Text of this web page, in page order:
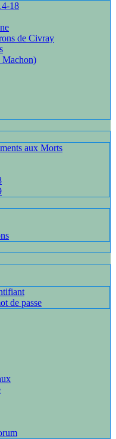
18
de Civray
Machon)
aux Morts
de passe